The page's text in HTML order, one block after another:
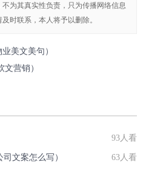
为其真实性负责，只为传播网络信息
时联系，本人将予以删除。
美文美句）
营销）
93人看
文案怎么写） 63人看